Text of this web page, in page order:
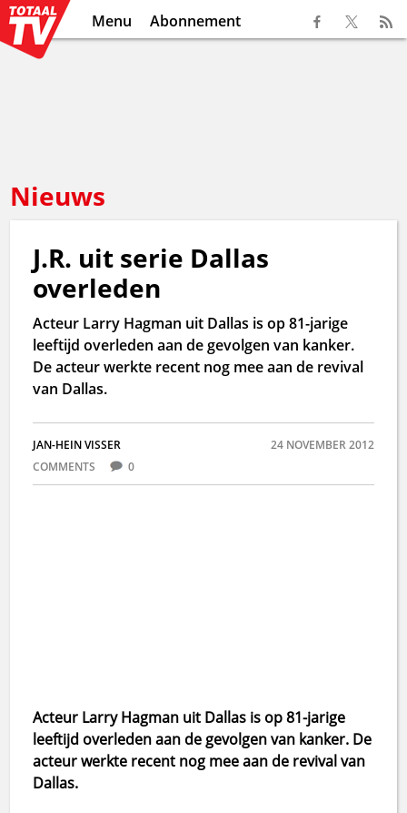
Menu Abonnement
Nieuws
J.R. uit serie Dallas
overleden
Acteur Larry Hagman uit Dallas is op 81-jarige
leeftijd overleden aan de gevolgen van kanker.
De acteur werkte recent nog mee aan de revival
van Dallas.
JAN-HEIN VISSER
24 NOVEMBER 2012
COMMENTS
0
Acteur Larry Hagman uit Dallas is op 81-jarige
leeftijd overleden aan de gevolgen van kanker. De
acteur werkte recent nog mee aan de revival van
Dallas.